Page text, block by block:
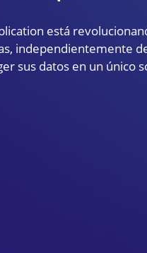
está
independientemente
sus datos en un único